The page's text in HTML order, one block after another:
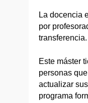
La docencia
por
transferencia.
Este máster
personas
actualizar
programa